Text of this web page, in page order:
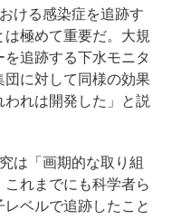
ける感染症を追跡す
極めて重要だ。大規
追跡する下水モニタ
団に対して同様の効果
れは開発した」と説
は「画期的な取り組
れまでにも科学者ら
ベルで追跡したこと